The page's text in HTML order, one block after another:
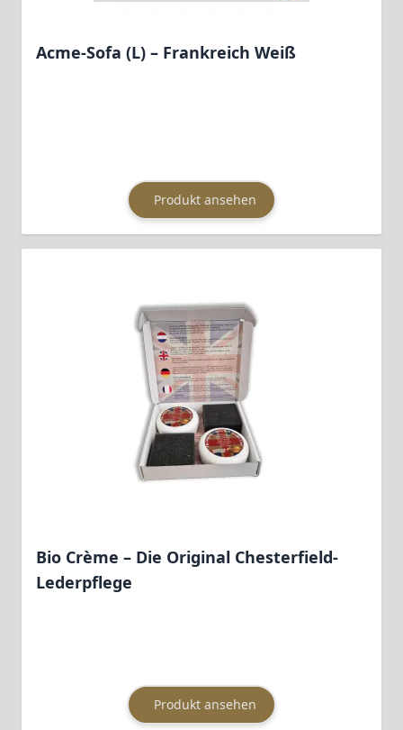
Acme-Sofa (L) – Frankreich Weiß
Produkt ansehen
Bio Crème – Die Original Chesterfield-
Lederpflege
Produkt ansehen